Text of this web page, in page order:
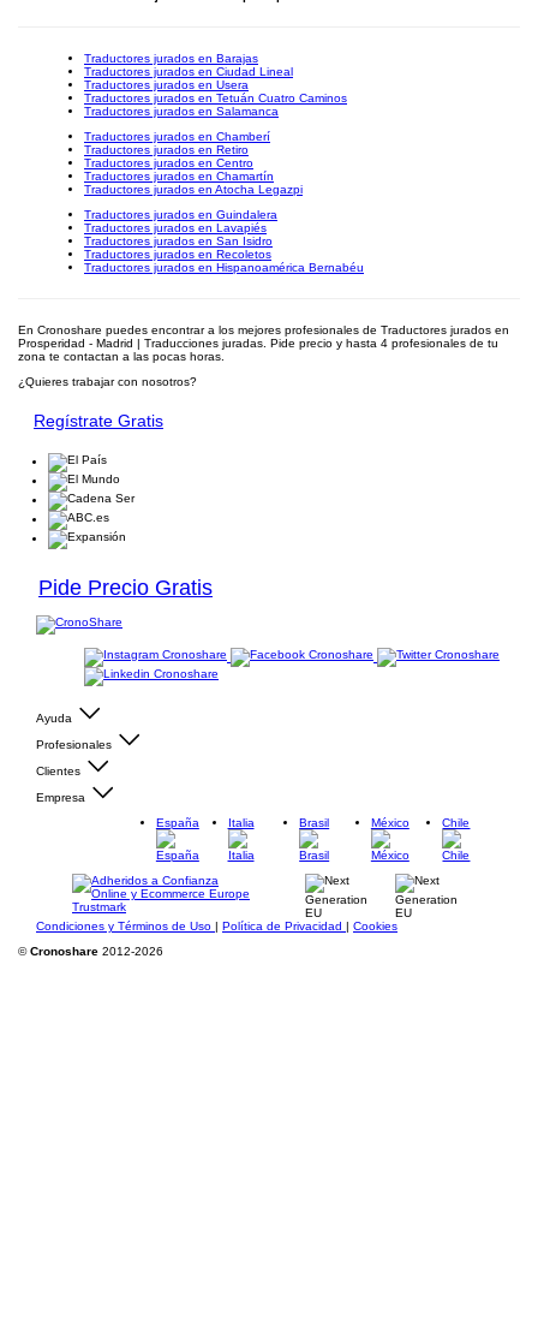
Traductores jurados en Barajas
Traductores jurados en Ciudad Lineal
Traductores jurados en Usera
Traductores jurados en Tetuán Cuatro Caminos
Traductores jurados en Salamanca
Traductores jurados en Chamberí
Traductores jurados en Retiro
Traductores jurados en Centro
Traductores jurados en Chamartín
Traductores jurados en Atocha Legazpi
Traductores jurados en Guindalera
Traductores jurados en Lavapiés
Traductores jurados en San Isidro
Traductores jurados en Recoletos
Traductores jurados en Hispanoamérica Bernabéu
En Cronoshare puedes encontrar a los mejores profesionales de Traductores jurados en
Prosperidad - Madrid | Traducciones juradas. Pide precio y hasta 4 profesionales de tu
zona te contactan a las pocas horas.
¿Quieres trabajar con nosotros?
Regístrate Gratis
Pide Precio Gratis
Ayuda
Profesionales
Clientes
Empresa
España
Italia Brasil México Chile
Condiciones y Términos de Uso | Política de Privacidad | Cookies
©Cronoshare 2012-2026